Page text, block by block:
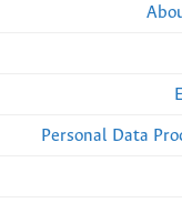
Personal Data